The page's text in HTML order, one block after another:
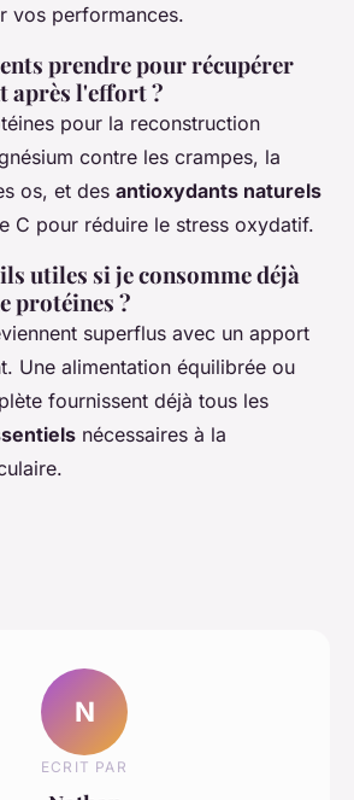
vos performances.
prendre pour récupérer
après l'effort ?
pour la reconstruction
contre les crampes, la
os, et des antioxydants naturels
C pour réduire le stress oxydatif.
utiles si je consomme déjà
protéines ?
superflus avec un apport
Une alimentation équilibrée ou
fournissent déjà tous les
nécessaires à la
N
ECRIT PAR